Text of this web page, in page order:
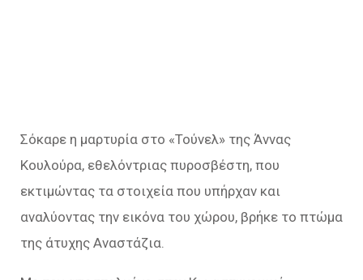
Σόκαρε η μαρτυρία στο «Τούνελ» της Άννας
Κουλούρα, εθελόντριας πυροσβέστη, που
εκτιμώντας τα στοιχεία που υπήρχαν και
αναλύοντας την εικόνα του χώρου, βρήκε το πτώμα
της άτυχης Αναστάζια.